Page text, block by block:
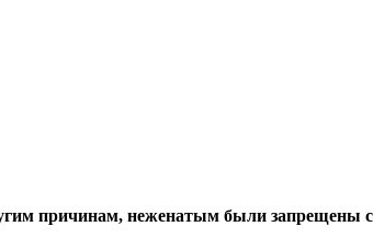
причинам, неженатым были запрещены